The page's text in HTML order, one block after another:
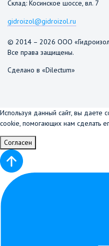
Склад: Косинское шоссе, вл. 7
gidroizol@gidroizol.ru
© 2014 – 2026 ООО
Все права защищены.
Сделано в «Dilectum»
Используя данный сайт, вы даете
cookie, помогающих нам сделать
Согласен